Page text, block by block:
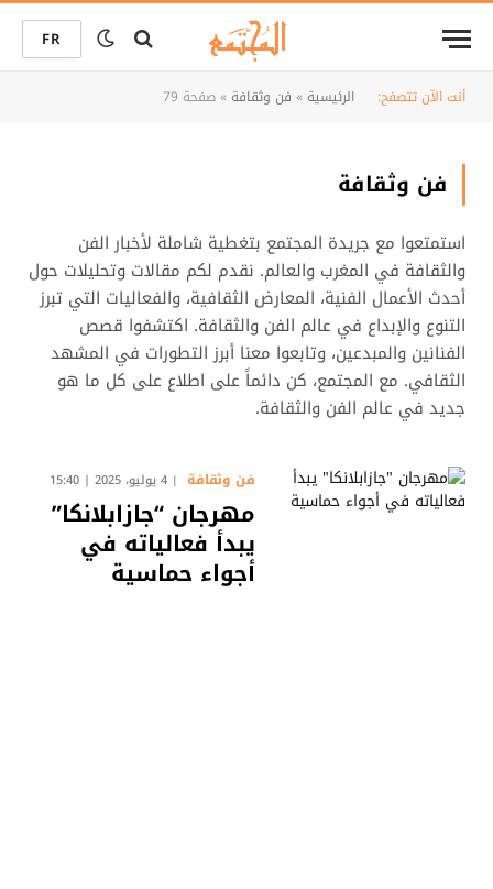
FR
أنت الآن تتصفح: الرئيسية» فن وثقافة»صفحة 79
فن وثقافة
استمتعوا مع جريدة المجتمع بتغطية شاملة لأخبار الفن
والثقافة في المغرب والعالم. نقدم لكم مقالات وتحليلات حول
أحدث الأعمال الفنية، المعارض الثقافية، والفعاليات التي تبرز
التنوع والإبداع في عالم الفن والثقافة. اكتشفوا قصص
الفنانين والمبدعين، وتابعوا معنا أبرز التطورات في المشهد
الثقافي. مع المجتمع، كن دائماً على اطلاع على كل ما هو
جديد في عالم الفن والثقافة.
فن وثقافة 4 يوليو، 2025 | 15:40
مهرجان “جازابلانكا”
يبدأ فعالياته في
أجواء حماسية